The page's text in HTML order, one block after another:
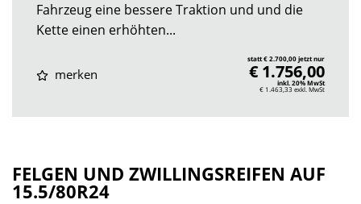
Fahrzeug eine bessere Traktion und und die
Kette einen erhöhten...
merken
statt € 2.700,00 jetzt nur
€ 1.756,00
inkl. 20% MwSt
€ 1.463,33 exkl. MwSt
FELGEN UND ZWILLINGSREIFEN AUF
15.5/80R24